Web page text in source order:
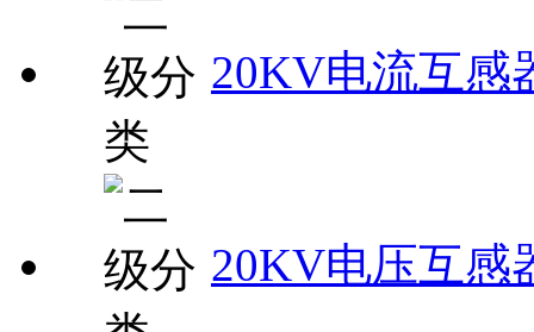
20KV电流互感
20KV电压互感